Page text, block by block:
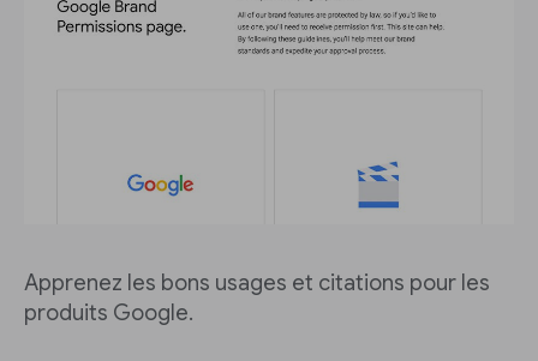
Apprenez les bons usages et citations pour les
produits Google.